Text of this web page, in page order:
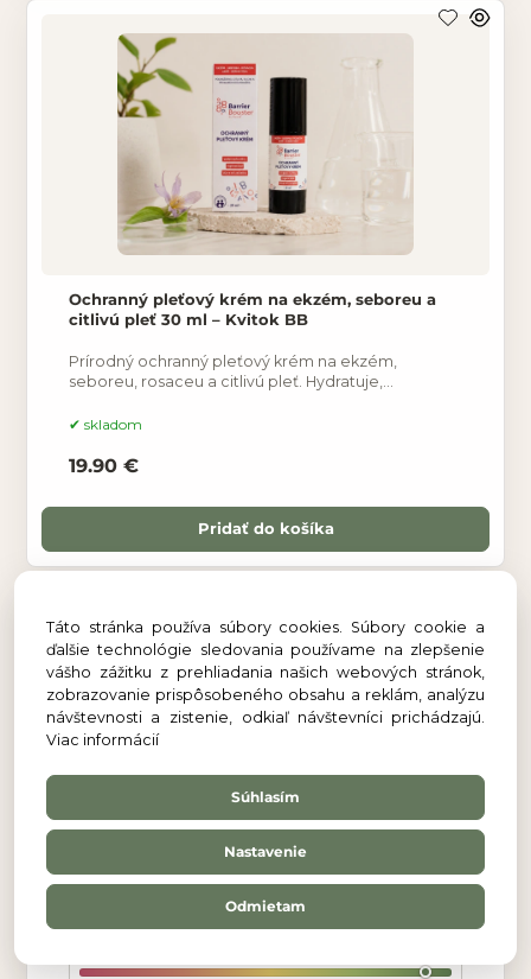
Ochranný pleťový krém na ekzém, seboreu a
citlivú pleť 30 ml – Kvitok BB
Prírodný ochranný pleťový krém na ekzém,
seboreu, rosaceu a citlivú pleť. Hydratuje,
kožnej bariéry. Vhodný aj pre
skladom
19.90 €
Pridať do košíka
Pleťový krém – hydratácia a regenerácia 45 ml
– Fressia Elixír krásy
Táto stránka používa súbory cookies. Súbory cookie a
ďalšie technológie sledovania používame na zlepšenie
vášho zážitku z prehliadania našich webových stránok,
zobrazovanie prispôsobeného obsahu a reklám, analýzu
návštevnosti a zistenie, odkiaľ návštevníci prichádzajú.
Viac informácií
Súhlasím
Nastavenie
Odmietam